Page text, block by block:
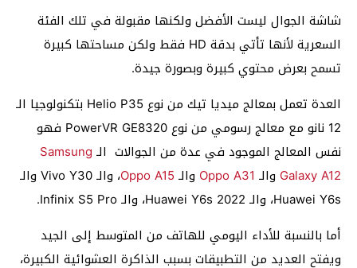
شاشة الجوال ليست الأفضل ولكنها مقبولة في تلك الفئة
السعرية لأنها تأتي بدقة HD فقط ولكن مساحتها كبيرة
تسمح بعرض محتوي كبيرة وبصورة جيدة.
العدة تعمل بمعالج ميديا تيك من نوع Helio P35 بتكنولوجيا الـ
12 نانو مع معالج رسومي من نوع PowerVR GE8320 فهو
نفس المعالج الموجود في عدة من الجوالات الـ Samsung
Galaxy A12 والـ Oppo A31 والـ Oppo A15
، والـ Vivo Y30 والـ
Huawei Y6s، والـ Huawei Y6s 2022، والـ Infinix S5 Pro.
أما بالنسبة للأداء اليومي للهاتف من المتوسط إلى الجيد
ويفتح العديد من التطبيقات بسبب الذاكرة العشوائية الكبيرة،